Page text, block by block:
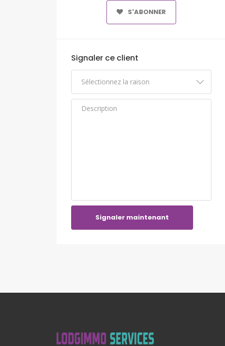
S'ABONNER
Signaler ce client
Signaler maintenant